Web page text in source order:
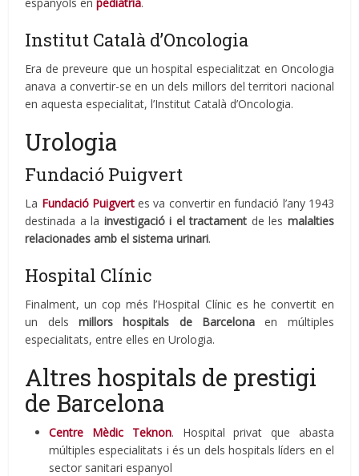
Institut Català d’Oncologia
Era de preveure que un hospital especialitzat en Oncologia
anava a convertir-se en un dels millors del territori nacional
en aquesta especialitat, l’Institut Català d’Oncologia.
Urologia
Fundació Puigvert
La Fundació Puigvertes va convertir en fundació l’any 1943
destinada a la investigació i el tractament de les malalties
relacionades amb el sistema urinari.
Hospital Clínic
Finalment, un cop més l’Hospital Clínic es he convertit en
un dels millors hospitals de Barcelona en múltiples
especialitats, entre elles en Urologia.
Altres hospitals de prestigi
de Barcelona
Centre Mèdic Teknon. Hospital privat que abasta
múltiples especialitats i és un dels hospitals líders en el
sector sanitari espanyol